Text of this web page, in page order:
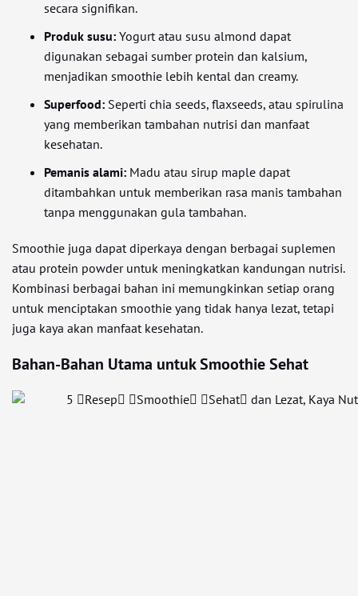
secara signifikan.
Produk susu: Yogurt atau susu almond dapat
digunakan sebagai sumber protein dan kalsium,
menjadikan smoothie lebih kental dan creamy.
Superfood: Seperti chia seeds, flaxseeds, atau spirulina
yang memberikan tambahan nutrisi dan manfaat
kesehatan.
Pemanis alami: Madu atau sirup maple dapat
ditambahkan untuk memberikan rasa manis tambahan
tanpa menggunakan gula tambahan.
Smoothie juga dapat diperkaya dengan berbagai suplemen
atau protein powder untuk meningkatkan kandungan nutrisi.
Kombinasi berbagai bahan ini memungkinkan setiap orang
untuk menciptakan smoothie yang tidak hanya lezat, tetapi
juga kaya akan manfaat kesehatan.
Bahan-Bahan Utama untuk Smoothie Sehat